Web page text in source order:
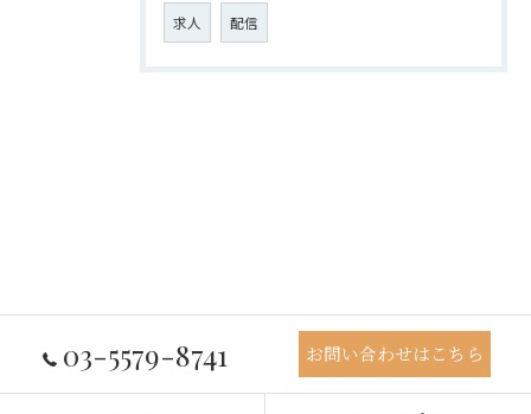
求人 配信
03-5579-8741 お問い合わせはこちら